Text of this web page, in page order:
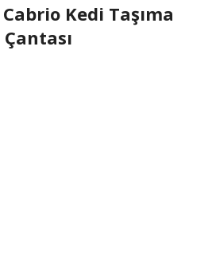
Kedi Taşıma
Çantası